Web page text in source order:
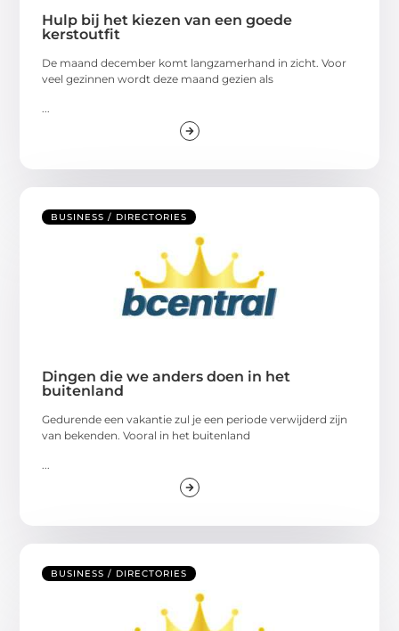
Hulp bij het kiezen van een goede
kerstoutfit
De maand december komt langzamerhand in zicht. Voor
veel gezinnen wordt deze maand gezien als
BUSINESS / DIRECTORIES
Dingen die we anders doen in het
buitenland
Gedurende een vakantie zul je een periode verwijderd zijn
van bekenden. Vooral in het buitenland
BUSINESS / DIRECTORIES